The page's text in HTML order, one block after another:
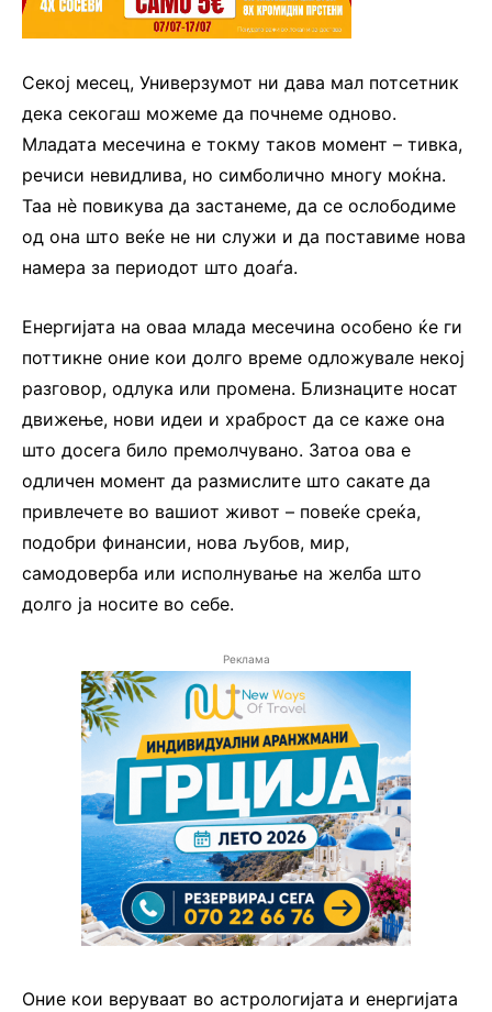
Секој месец, Универзумот ни дава мал потсетник
дека секогаш можеме да почнеме одново.
Младата месечина е токму таков момент – тивка,
речиси невидлива, но симболично многу моќна.
Таа нè повикува да застанеме, да се ослободиме
од она што веќе не ни служи и да поставиме нова
намера за периодот што доаѓа.
Енергијата на оваа млада месечина особено ќе ги
поттикне оние кои долго време одложувале некој
разговор, одлука или промена. Близнаците носат
движење, нови идеи и храброст да се каже она
што досега било премолчувано. Затоа ова е
одличен момент да размислите што сакате да
привлечете во вашиот живот – повеќе среќа,
подобри финансии, нова љубов, мир,
самодоверба или исполнување на желба што
долго ја носите во себе.
Реклама
Оние кои веруваат во астрологијата и енергијата